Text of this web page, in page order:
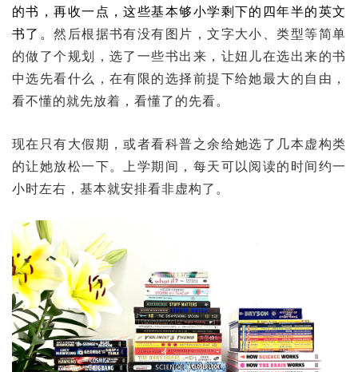
的书，再收一点，这些基本够小学剩下的四年半的英文
书了。然后根据书有没有图片，文字大小、类型等简单
的做了个规划，选了一些书出来，让妞儿在选出来的书
中选先看什么，在有限的选择前提下给她最大的自由，
看不懂的就先放着，看懂了的先看。
现在只有大假期，或者看科普之余给她选了几本虚构类
的让她放松一下。上学期间，每天可以阅读的时间约一
小时左右，基本就安排看非虚构了。